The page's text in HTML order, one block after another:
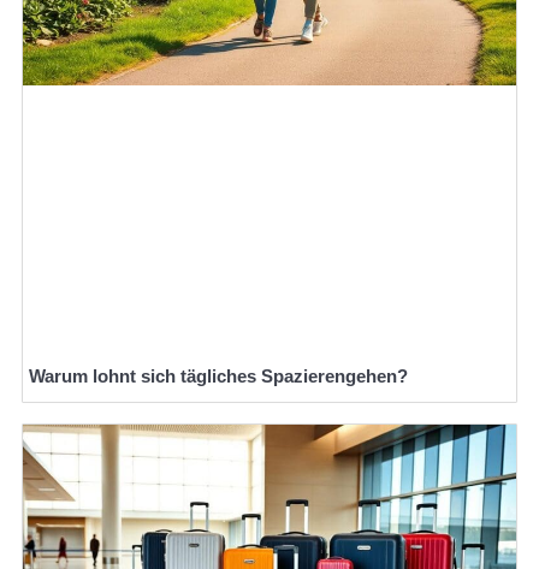
Warum lohnt sich tägliches Spazierengehen?